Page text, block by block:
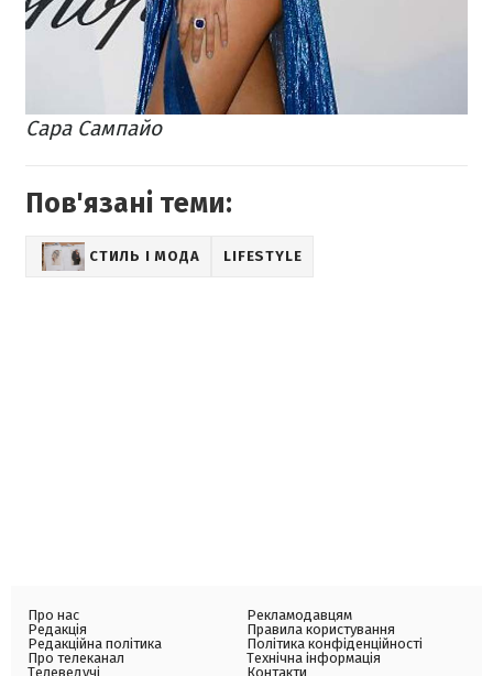
Сара Сампайо
Пов'язані теми:
СТИЛЬ І МОДА LIFESTYLE
Про нас
Редакція
Редакційна політика
Про телеканал
Телеведучі
Рекламодавцям
Правила користування
Політика конфіденційності
Технічна інформація
Контакти